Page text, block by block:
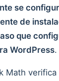
se
de
que
WordPress.
Math